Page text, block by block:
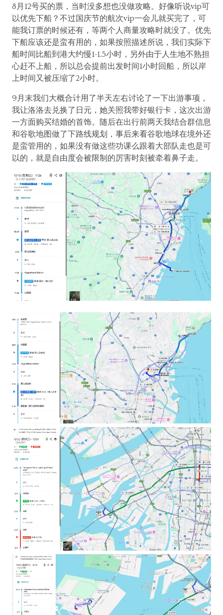
8月12号买的票，当时没多想也没做攻略。好像听说vip可
以优先下船？不过国庆节的航次vip一会儿就买完了，可
能我订票的时候还有，等两个人商量攻略时就没了。优先
下船应该还是蛮有用的，如果按照描述所说，我们实际下
船时间比船到港大约慢1-1.5小时，另外由于人生地不熟担
心赶不上船，所以总会提前出发时间1小时回船，所以岸
上时间又被压缩了2小时。
9月末我们大概合计用了半天左右讨论了一下出游事项，
我让洛洛去兑换了日元，她关照我带好银行卡，这次出游
一方面购买结婚的首饰。随后在出行前两天我结合群信息
和谷歌地图做了下路线规划，事后来看谷歌地球在境外还
是蛮管用的，如果没有做这些功课么跟着大部队走也是可
以的，就是自由度会被限制的厉害时刻被牵着鼻子走。